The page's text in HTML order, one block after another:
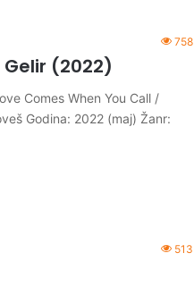
758
Gelir (2022)
Comes When You Call /
Godina: 2022 (maj) Žanr:
513